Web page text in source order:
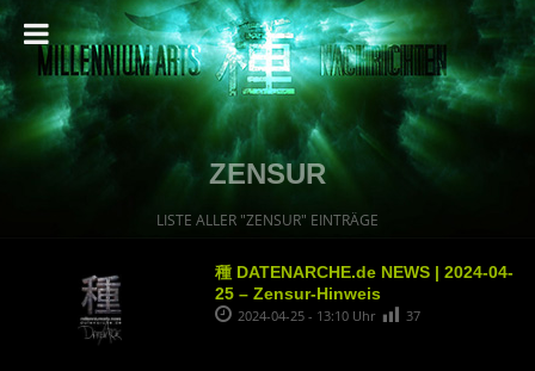
ZENSUR
LISTE ALLER "ZENSUR" EINTRÄGE
種 DATENARCHE.de NEWS | 2024-04-
25 – Zensur-Hinweis
2024-04-25 - 13:10 Uhr 37